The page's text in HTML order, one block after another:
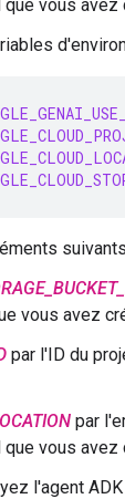
que vous avez
vous avez
par l'ID du
par
que vous avez
l'agent